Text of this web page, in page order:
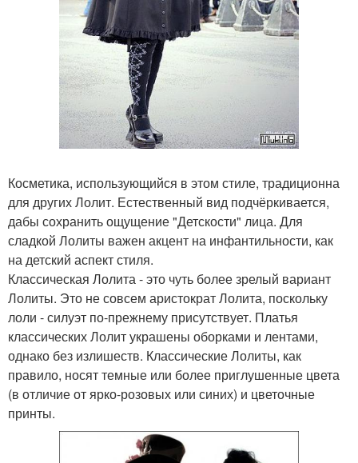
Косметика, использующийся в этом стиле, традиционна
для других Лолит. Естественный вид подчёркивается,
дабы сохранить ощущение "Детскости" лица. Для
сладкой Лолиты важен акцент на инфантильности, как
на детский аспект стиля.
Классическая Лолита - это чуть более зрелый вариант
Лолиты. Это не совсем аристократ Лолита, поскольку
лоли - силуэт по-прежнему присутствует. Платья
классических Лолит украшены оборками и лентами,
однако без излишеств. Классические Лолиты, как
правило, носят темные или более приглушенные цвета
(в отличие от ярко-розовых или синих) и цветочные
принты.